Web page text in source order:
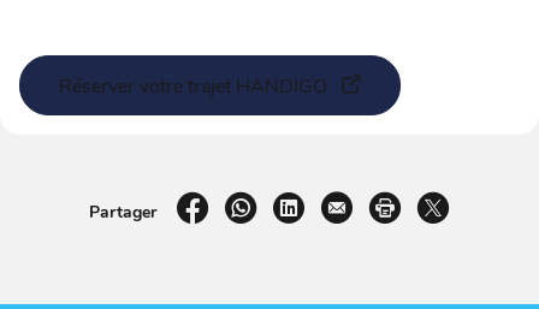
Réserver votre trajet HANDIGO
Partager sur Facebook
par WhatsApp
sur LinkedInpar e-mailImprimer la